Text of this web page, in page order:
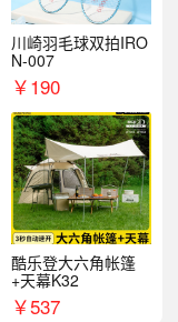
川崎羽毛球双拍IRO
N-007
￥190
酷乐登大六角帐篷
+天幕K32
￥537